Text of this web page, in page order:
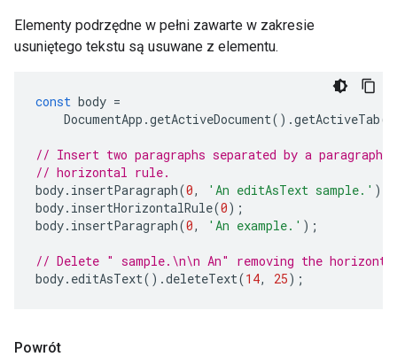
Elementy podrzędne w pełni zawarte w zakresie
usuniętego tekstu są usuwane z elementu.
const body =
DocumentApp .getActiveDocument().getActiveTab
// Insert two paragraphs separated by a paragraph
// horizontal rule.
body. insertParagraph(0, 'An editAsText sample.' );
body. insertHorizontalRule(0);
body. insertParagraph(0, 'An example.' );
// Delete " sample.\n\n An" removing the
body. editAsText().deleteText(14, 25);
Powrót